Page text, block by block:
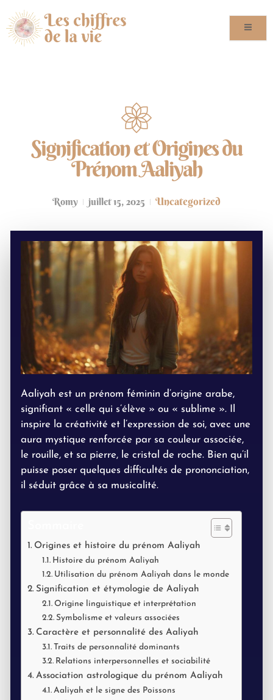
Signification et Origines du
Prénom Aaliyah
Romy juillet 15, 2025 Uncategorized
Aaliyah est un prénom féminin d’origine arabe,
signifiant « celle qui s’élève » ou « sublime ». Il
inspire la créativité et l’expression de soi, avec une
aura mystique renforcée par sa couleur associée,
le rouille, et sa pierre, le cristal de roche. Bien qu’il
puisse poser quelques difficultés de prononciation,
il séduit grâce à sa musicalité.
Origines et histoire du prénom Aaliyah
Histoire du prénom Aaliyah
Utilisation du prénom Aaliyah dans le monde
Signification et étymologie de Aaliyah
Origine linguistique et interprétation
Symbolisme et valeurs associées
Caractère et personnalité des Aaliyah
Traits de personnalité dominants
Relations interpersonnelles et sociabilité
Association astrologique du prénom Aaliyah
Aaliyah et le signe des Poissons